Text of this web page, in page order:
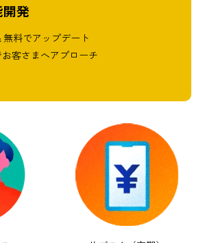
開発
無料でアップデート
客さまへアプローチ